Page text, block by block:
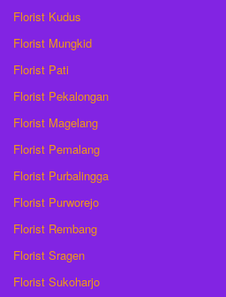
Florist Kudus
Florist Mungkid
Florist Pati
Florist Pekalongan
Florist Magelang
Florist Pemalang
Florist Purbalingga
Florist Purworejo
Florist Rembang
Florist Sragen
Florist Sukoharjo